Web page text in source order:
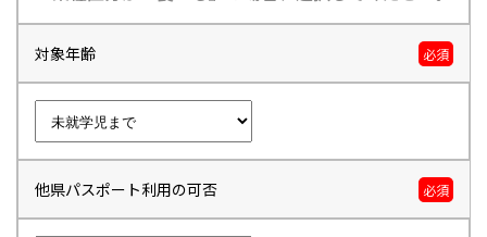
対象年齢 必須
他県パスポート利用の可否 必須